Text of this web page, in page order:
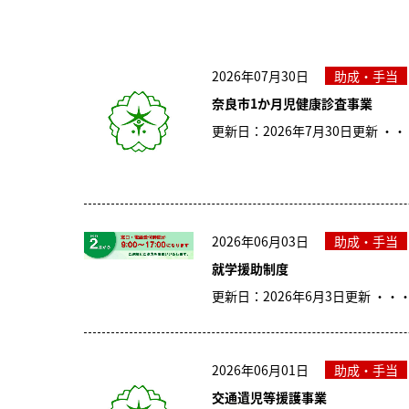
2026年07月30日
助成・手当
奈良市1か月児健康診査事業
更新日：2026年7月30日更新 ・
2026年06月03日
助成・手当
就学援助制度
更新日：2026年6月3日更新 ・・
2026年06月01日
助成・手当
交通遺児等援護事業